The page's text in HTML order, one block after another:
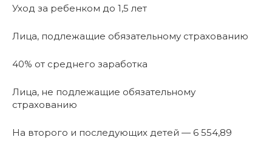
Уход за ребенком до 1,5 лет
Лица, подлежащие обязательному страхованию
40% от среднего заработка
Лица, не подлежащие обязательному
страхованию
На второго и последующих детей — 6 554,89